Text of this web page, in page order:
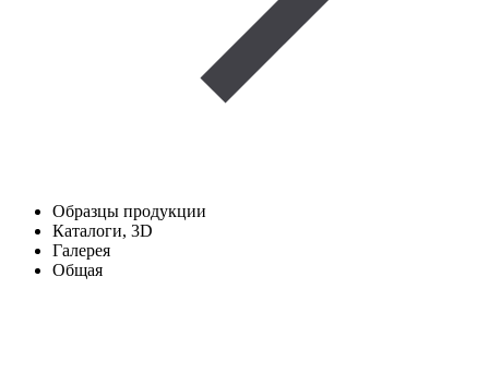
Образцы продукции
Каталоги, 3D
Галерея
Общая